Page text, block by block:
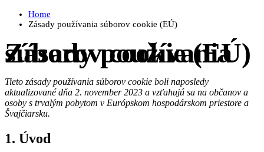
Home
Zásady používania súborov cookie (EÚ)
Zásady používania súborov cookie (EÚ)
Tieto zásady používania súborov cookie boli naposledy
aktualizované dňa 2. november 2023 a vzťahujú sa na občanov a
osoby s trvalým pobytom v Európskom hospodárskom priestore a
Švajčiarsku.
1. Úvod